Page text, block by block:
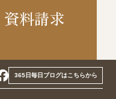
資料請求
365日毎日ブログはこちらから